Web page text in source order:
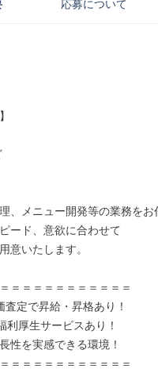
応募について
、メニュー開発等の業務をお
ード、意欲に合わせて
意いたします。
＝＝＝＝＝＝＝＝＝＝＝
査定で昇給・昇格あり！
利厚生サービスあり！
性を実感できる環境！
＝＝＝＝＝＝＝＝＝＝＝